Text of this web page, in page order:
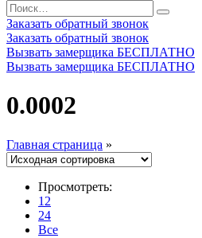
Заказать обратный звонок
Заказать обратный звонок
Вызвать замерщика БЕСПЛАТНО
Вызвать замерщика БЕСПЛАТНО
0.0002
Главная страница »
Просмотреть:
12
24
Все